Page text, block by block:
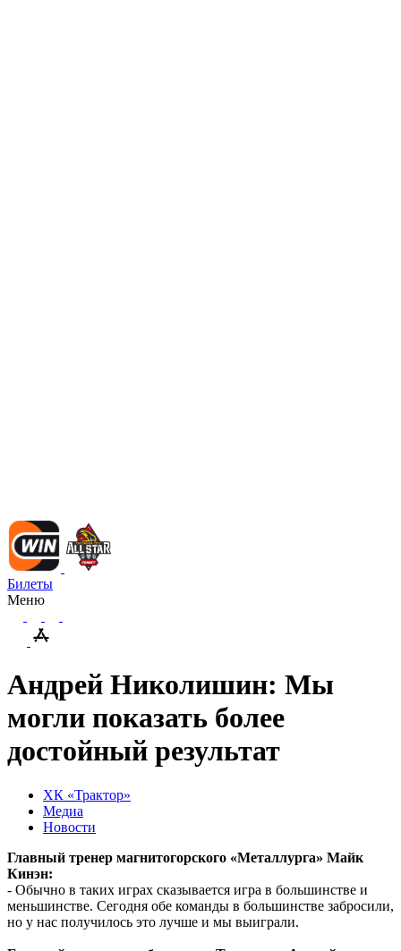
Билеты
Меню
Андрей Николишин: Мы
могли показать более
достойный результат
ХК «Трактор»
Медиа
Новости
Главный тренер магнитогорского «Металлурга» Майк
Кинэн:
- Обычно в таких играх сказывается игра в большинстве и
меньшинстве. Сегодня обе команды в большинстве забросили,
но у нас получилось это лучше и мы выиграли.